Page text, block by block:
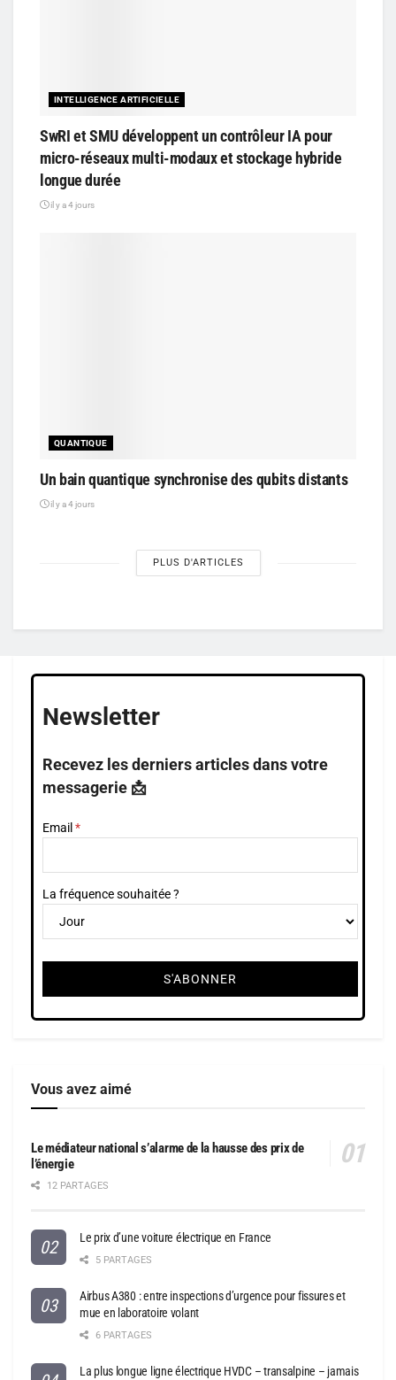
INTELLIGENCE ARTIFICIELLE
SwRI et SMU développent un contrôleur IA pour
micro-réseaux multi-modaux et stockage hybride
longue durée
il y a 4 jours
QUANTIQUE
Un bain quantique synchronise des qubits distants
il y a 4 jours
PLUS D'ARTICLES
Newsletter
Recevez les derniers articles dans votre
messagerie 📩
Email
La fréquence souhaitée ?
Vous avez aimé
Le médiateur national s’alarme de la hausse des prix de
l’énergie
12 PARTAGES
Le prix d’une voiture électrique en France
5 PARTAGES
Airbus A380 : entre inspections d’urgence pour fissures et
mue en laboratoire volant
6 PARTAGES
La plus longue ligne électrique HVDC – transalpine – jamais